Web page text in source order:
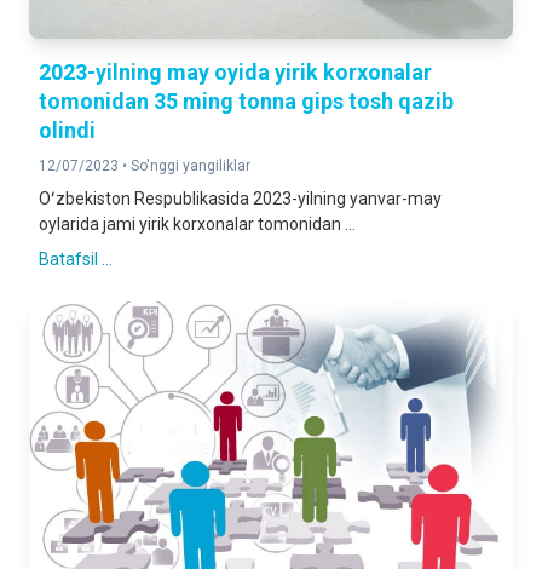
2023-yilning may oyida yirik korxonalar
tomonidan 35 ming tonna gips tosh qazib
olindi
12/07/2023 • So'nggi yangiliklar
Oʻzbekiston Respublikasida 2023-yilning yanvar-may
oylarida jami yirik korxonalar tomonidan ...
Batafsil ...